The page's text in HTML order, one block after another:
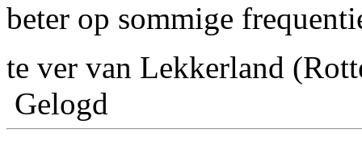
beter op sommige
te ver van Lekkerland
Gelogd